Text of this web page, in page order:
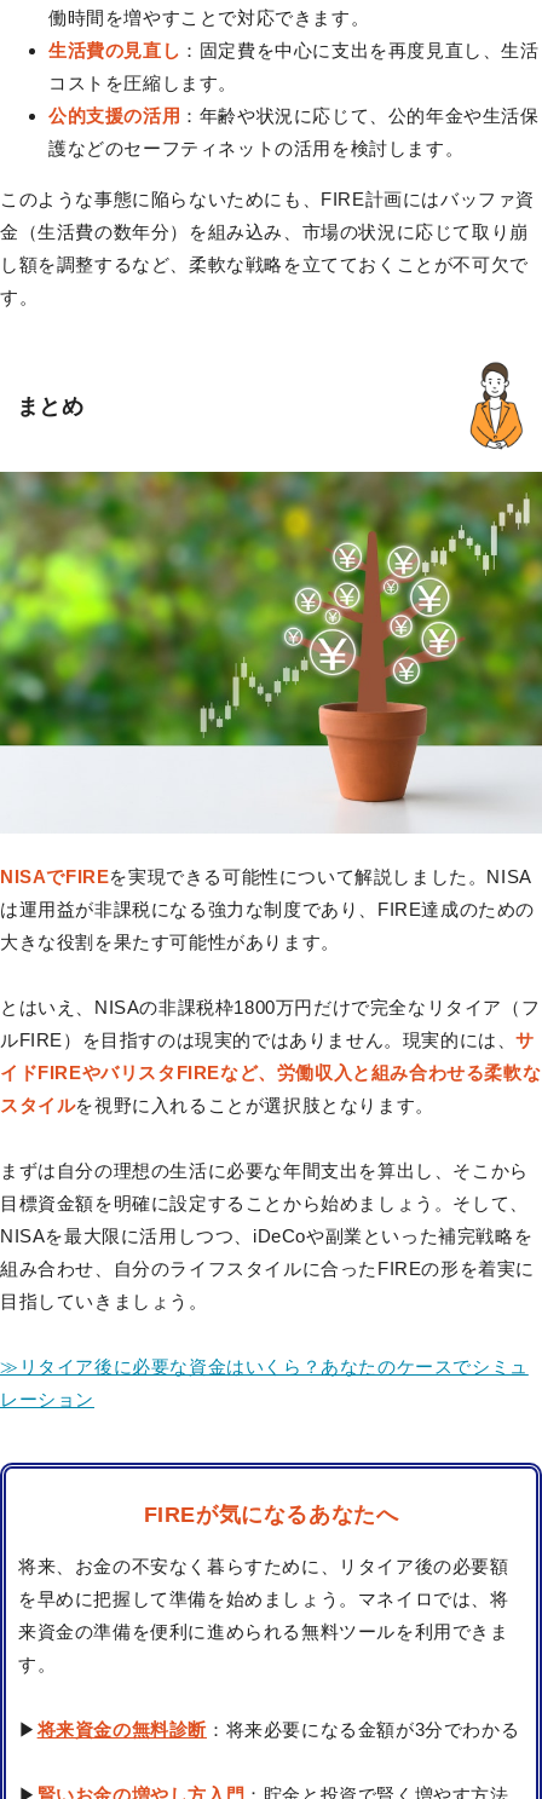
働時間を増やすことで対応できます。
生活費の見直し ：固定費を中心に支出を再度見直し、生活
コストを圧縮します。
公的支援の活用 ：年齢や状況に応じて、公的年金や生活保
護などのセーフティネットの活用を検討します。
このような事態に陥らないためにも、FIRE計画にはバッファ資
金（生活費の数年分）を組み込み、市場の状況に応じて取り崩
し額を調整するなど、柔軟な戦略を立てておくことが不可欠で
す。
まとめ
NISAでFIREを実現できる可能性について解説しました。NISA
は運用益が非課税になる強力な制度であり、FIRE達成のための
大きな役割を果たす可能性があります。
とはいえ、NISAの非課税枠1800万円だけで完全なリタイア（フ
ルFIRE）を目指すのは現実的ではありません。現実的には、サ
イドFIREやバリスタFIREなど、労働収入と組み合わせる柔軟な
スタイルを視野に入れることが選択肢となります。
まずは自分の理想の生活に必要な年間支出を算出し、そこから
目標資金額を明確に設定することから始めましょう。そして、
NISAを最大限に活用しつつ、iDeCoや副業といった補完戦略を
組み合わせ、自分のライフスタイルに合ったFIREの形を着実に
目指していきましょう。
≫リタイア後に必要な資金はいくら？あなたのケースでシミュ
レーション
FIREが気になるあなたへ
将来、お金の不安なく暮らすために、リタイア後の必要額
を早めに把握して準備を始めましょう。マネイロでは、将
来資金の準備を便利に進められる無料ツールを利用できま
す。
▶将来資金の無料診断 ：将来必要になる金額が3分でわかる
▶ 賢いお金の増やし方入門 ：貯金と投資で賢く増やす方法